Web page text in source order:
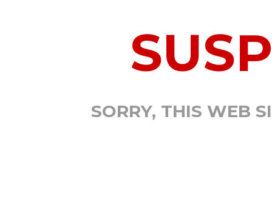
SORRY, THIS WEB